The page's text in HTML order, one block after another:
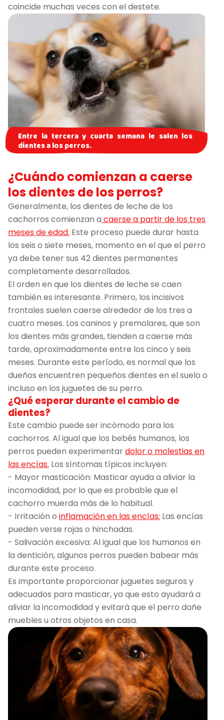
coincide muchas veces con el destete.
Entre la tercera y cuarta semana le salen los
dientes a los perros.
¿Cuándo comienzan a caerse
los dientes de los perros?
Generalmente, los dientes de leche de los
cachorros comienzan a caerse a partir de los tres
meses de edad. Este proceso puede durar hasta
los seis o siete meses, momento en el que el perro
ya debe tener sus 42 dientes permanentes
completamente desarrollados.
El orden en que los dientes de leche se caen
también es interesante. Primero, los incisivos
frontales suelen caerse alrededor de los tres a
cuatro meses. Los caninos y premolares, que son
los dientes más grandes, tienden a caerse más
tarde, aproximadamente entre los cinco y seis
meses. Durante este período, es normal que los
dueños encuentren pequeños dientes en el suelo o
incluso en los juguetes de su perro.
¿Qué esperar durante el cambio de
dientes?
Este cambio puede ser incómodo para los
cachorros. Al igual que los bebés humanos, los
perros pueden experimentardolor o molestias en
las encías. Los síntomas típicos incluyen:
- Mayor masticación: Masticar ayuda a aliviar la
incomodidad, por lo que es probable que el
cachorro muerda más de lo habitual.
- Irritación o inflamación en las encías: Las encías
pueden verse rojas o hinchadas.
- Salivación excesiva: Al igual que los humanos en
la dentición, algunos perros pueden babear más
durante este proceso.
Es importante proporcionar juguetes seguros y
adecuados para masticar, ya que esto ayudará a
aliviar la incomodidad y evitará que el perro dañe
muebles u otros objetos en casa.